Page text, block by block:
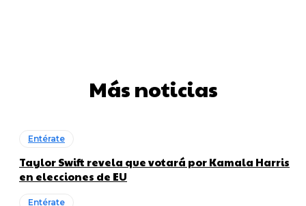
Más noticias
Entérate
Taylor Swift revela que votará por Kamala Harris
en elecciones de EU
Entérate